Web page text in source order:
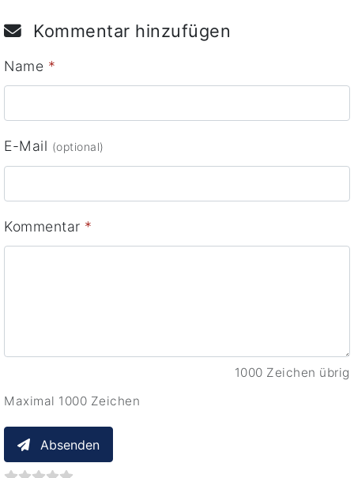
Kommentar hinzufügen
Name *
E-Mail (optional)
Kommentar *
1000 Zeichen übrig
Maximal 1000 Zeichen
Absenden